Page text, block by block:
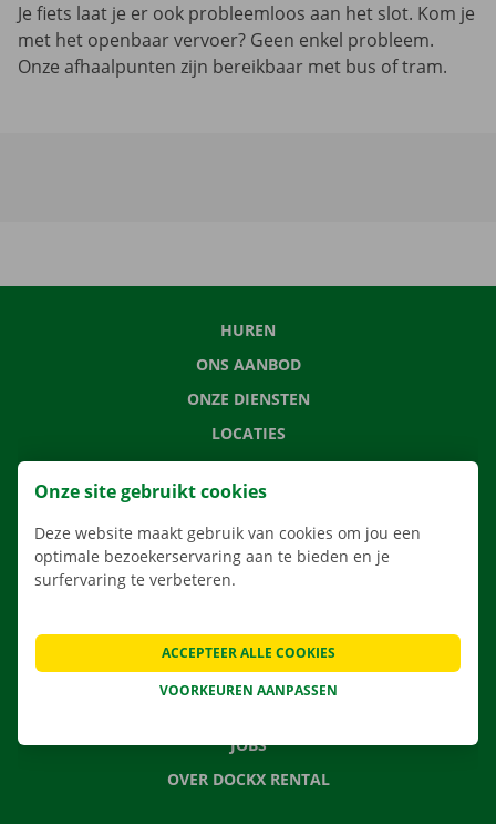
Je fiets laat je er ook probleemloos aan het slot. Kom je
met het openbaar vervoer? Geen enkel probleem.
Onze afhaalpunten zijn bereikbaar met bus of tram.
HUREN
ONS AANBOD
ONZE DIENSTEN
LOCATIES
APP
VERHUISOPLOSSINGEN
VEELGESTELDE VRAGEN
NIEUWS
JOBS
OVER DOCKX RENTAL
Onze site gebruikt cookies
Deze website maakt gebruik van cookies om jou een
optimale bezoekerservaring aan te bieden en je
surfervaring te verbeteren.
VOORKEUREN AANPASSEN
ACCEPTEER ALLE COOKIES